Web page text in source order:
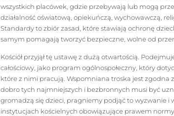
wszystkich placówek, gdzie przebywają lub mogą
działalność oświatową, opiekuńczą, wychowawczą,
Standardy to zbiór zasad, które stawiają ochronę
samym pomagają tworzyć bezpieczne, wolne od
Kościół przyjął tę ustawę z dużą otwartością.
całościowy, jako program ogólnospołeczny, który
które z nimi pracują. Wspomniana troska jest zgodna
dobro tych najmniejszych i bezbronnych musi być
gromadzą się dzieci, pragniemy podjąć to wyzwanie i
instytucjach kościelnych obowiązujące prawem